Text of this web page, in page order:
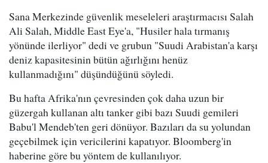
Sana Merkezinde güvenlik meseleleri araştırmacısı Salah
Ali Salah, Middle East Eye'a, "Husiler hala tırmanış
yönünde ilerliyor" dedi ve grubun "Suudi Arabistan'a karşı
deniz kapasitesinin bütün ağırlığını henüz
kullanmadığını" düşündüğünü söyledi.
Bu hafta Afrika'nın çevresinden çok daha uzun bir
güzergah kullanan altı tanker gibi bazı Suudi gemileri
Babu'l Mendeb'ten geri dönüyor. Bazıları da su yolundan
geçebilmek için vericilerini kapatıyor. Bloomberg'in
haberine göre bu yöntem de kullanılıyor.